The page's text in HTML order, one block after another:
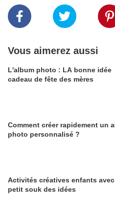
Vous aimerez aussi
L'album photo : LA bonne idée
cadeau de fête des mères
Comment créer rapidement un
photo personnalisé ?
Activités créatives enfants
petit souk des idées